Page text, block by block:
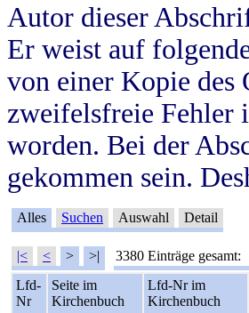
Autor dieser
Er weist auf
von einer Kopie des
zweifelsfreie Fehler
worden. Bei der
gekommen sein.
Alles Suchen Auswahl Detail
|< < > >| 3380 Einträge gesamt:
Lfd-
Nr
Seite im
Kirchenbuch
Lfd-Nr im
Kirchenbuch